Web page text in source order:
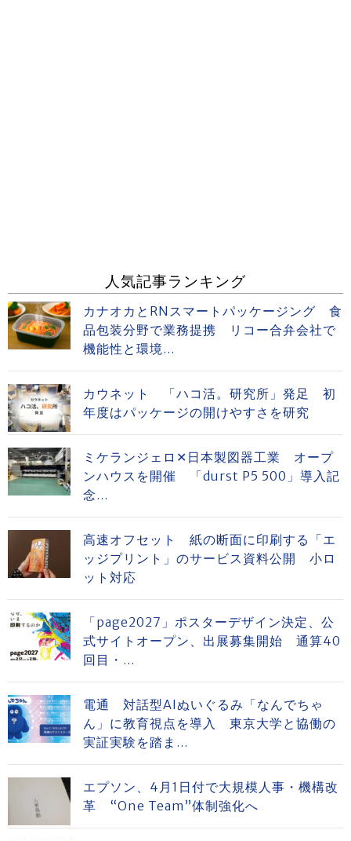
人気記事ランキング
カナオカとRNスマートパッケージング 食
品包装分野で業務提携 リコー合弁会社で
機能性と環境...
カウネット 「ハコ活。研究所」発足 初
年度はパッケージの開けやすさを研究
ミケランジェロ✕日本製図器工業 オープ
ンハウスを開催 「durst P5 500」導入記
念...
高速オフセット 紙の断面に印刷する「エ
ッジプリント」のサービス資料公開 小ロ
ット対応
「page2027」ポスターデザイン決定、公
式サイトオープン、出展募集開始 通算40
回目・...
電通 対話型AIぬいぐるみ「なんでちゃ
ん」に教育視点を導入 東京大学と協働の
実証実験を踏ま...
エプソン、4月1日付で大規模人事・機構改
革 “One Team”体制強化へ